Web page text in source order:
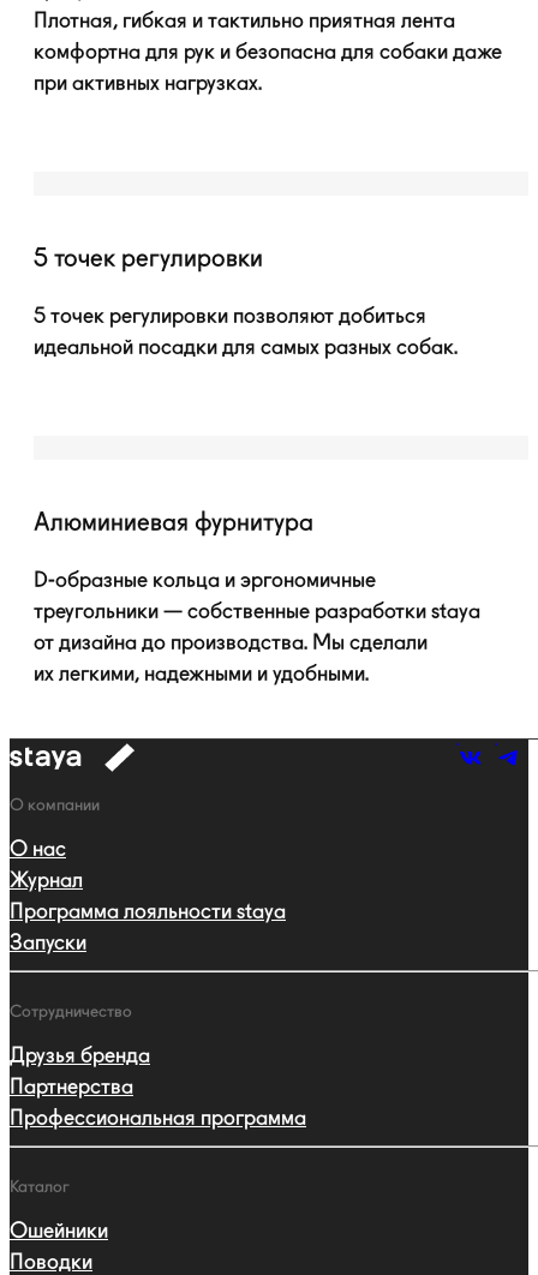
Плотная, гибкая и тактильно приятная лента
комфортна для рук и безопасна для собаки даже
при активных нагрузках.
5 точек регулировки
5 точек регулировки позволяют добиться
идеальной посадки для самых разных собак.
Алюминиевая фурнитура
D-образные кольца и эргономичные
треугольники — собственные разработки staya
от дизайна до производства. Мы сделали
их легкими, надежными и удобными.
к
Навигация
О компании
О нас
Журнал
Программа лояльности staya
Запуски
Сотрудничество
Друзья бренда
Партнерства
Профессиональная программа
Каталог
Ошейники
Поводки